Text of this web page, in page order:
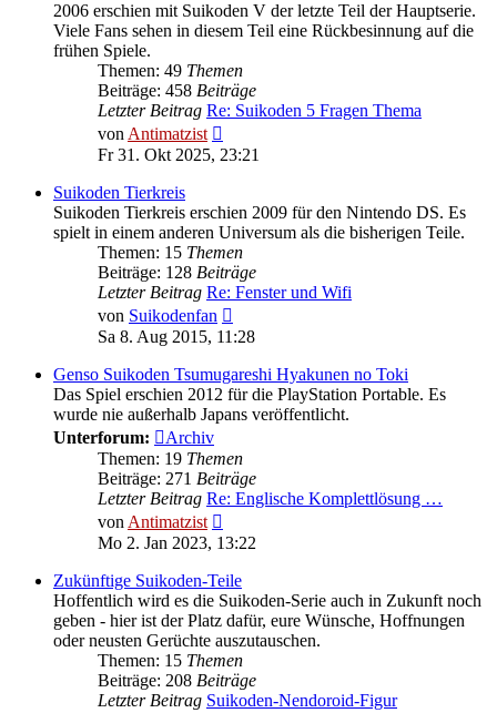
2006 erschien mit Suikoden V der letzte Teil der Hauptserie.
Viele Fans sehen in diesem Teil eine Rückbesinnung auf die
frühen Spiele.
Themen: 49 Themen
Beiträge: 458 Beiträge
Letzter Beitrag Re: Suikoden 5 Fragen Thema
vonAntimatzist
Beitrag
Fr 31. Okt 2025, 23:21
Suikoden Tierkreis
Suikoden Tierkreis erschien 2009 für den Nintendo DS. Es
spielt in einem anderen Universum als die bisherigen Teile.
Themen: 15 Themen
Beiträge: 128 Beiträge
Letzter Beitrag Re: Fenster und Wifi
von Suikodenfan
Beitrag
Sa 8. Aug 2015, 11:28
Genso Suikoden Tsumugareshi Hyakunen no Toki
Das Spiel erschien 2012 für die PlayStation Portable. Es
wurde nie außerhalb Japans veröffentlicht.
Unterforum:
Archiv
Themen: 19 Themen
Beiträge: 271 Beiträge
Letzter Beitrag Re: Englische Komplettlösung …
vonAntimatzist
Beitrag
Mo 2. Jan 2023, 13:22
Zukünftige Suikoden-Teile
Hoffentlich wird es die Suikoden-Serie auch in Zukunft noch
geben - hier ist der Platz dafür, eure Wünsche, Hoffnungen
oder neusten Gerüchte auszutauschen.
Themen: 15 Themen
Beiträge: 208 Beiträge
Letzter Beitrag Suikoden-Nendoroid-Figur